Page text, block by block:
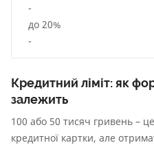
-
до 20%
-
Кредитний ліміт: як
залежить
100 або 50 тисяч гривень –
кредитної картки, але